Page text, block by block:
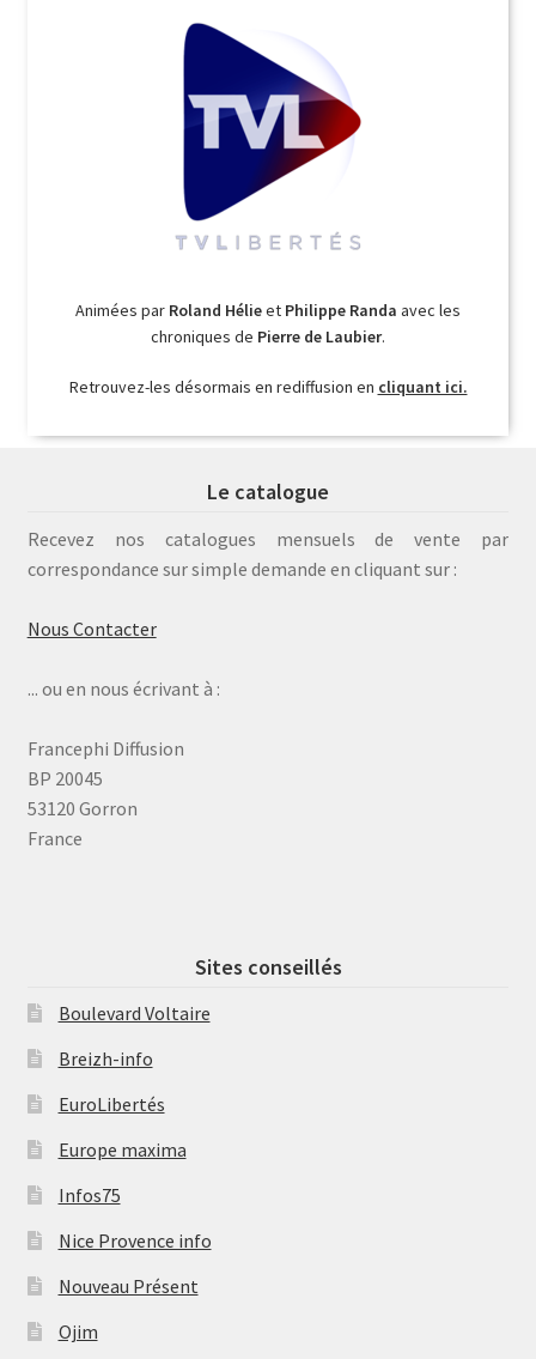
Animées par Roland Hélieet Philippe Randa avec les
chroniques de Pierre de Laubier.
Retrouvez-les désormais en rediffusion en cliquant ici.
Le catalogue
Recevez nos catalogues mensuels de vente par
correspondance sur simple demande en cliquant sur :
Nous Contacter
... ou en nous écrivant à :
Francephi Diffusion
BP 20045
53120 Gorron
France
Sites conseillés
Boulevard Voltaire
Breizh-info
EuroLibertés
Europe maxima
Infos75
Nice Provence info
Nouveau Présent
Ojim